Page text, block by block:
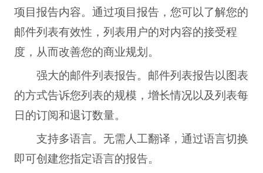
项目报告内容。通过项目报告，您可以了解您的
邮件列表有效性，列表用户的对内容的接受程
度，从而改善您的商业规划。
强大的邮件列表报告。邮件列表报告以图表
的方式告诉您列表的规模，增长情况以及列表每
日的订阅和退订数量。
支持多语言。无需人工翻译，通过语言切换
即可创建您指定语言的报告。